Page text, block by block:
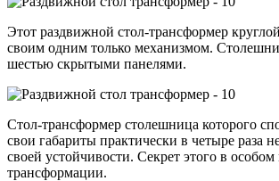
Этот раздвижной стол-трансформер
своим одним только механизмом.
шестью скрытыми панелями.
Стол-трансформер столешница которого
свои габариты практически в четыре раза
своей устойчивости. Секрет этого в
трансформации.